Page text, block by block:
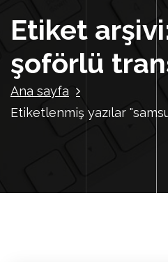
Etiket
şoförlü
Ana sayfa
Etiketlenmiş yazılar